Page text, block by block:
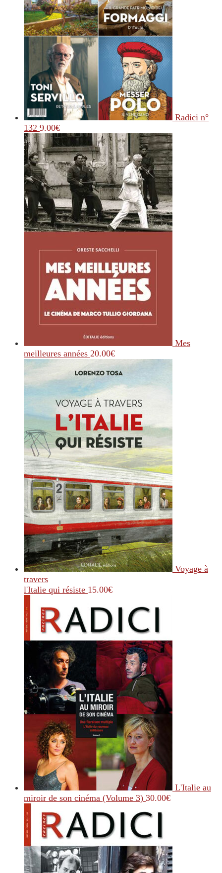
Radici n°
132 9.00€
Mes
meilleures années 20.00€
Voyage à
travers
l'Italie qui résiste 15.00€
L'Italie au
miroir de son cinéma (Volume 3) 30.00€